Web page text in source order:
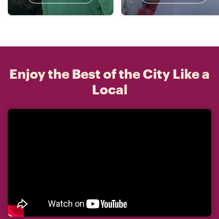
Enjoy the Best of the City Like a
Local